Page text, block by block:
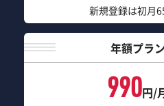
新規登録は初月
年額プラン
990円/